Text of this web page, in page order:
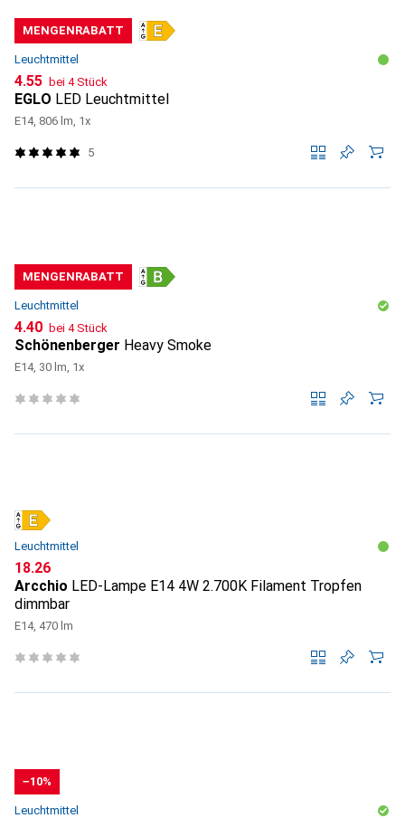
MENGENRABATT
Leuchtmittel
CHF
4.55 bei 4 Stück
EGLO LED Leuchtmittel
E14, 806 lm, 1x
5
MENGENRABATT
Leuchtmittel
CHF
4.40 bei 4 Stück
Schönenberger Heavy Smoke
E14, 30 lm, 1x
Leuchtmittel
CHF
18.26
Arcchio LED-Lampe E14 4W 2.700K Filament Tropfen
dimmbar
E14, 470 lm
−10%
Leuchtmittel